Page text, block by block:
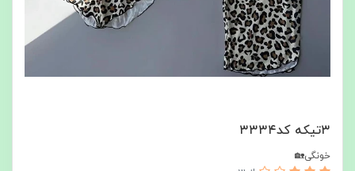
۳تیکه کد۳۳۳۴
خونگی🏡